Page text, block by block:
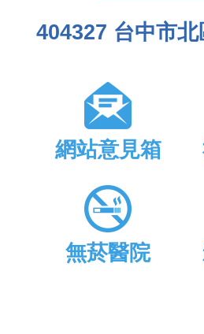
404327 台中市
網站意見箱
無菸醫院